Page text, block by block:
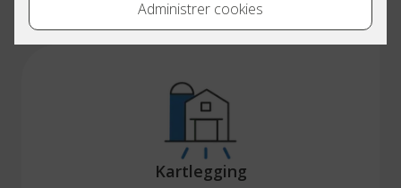
Kartlegging